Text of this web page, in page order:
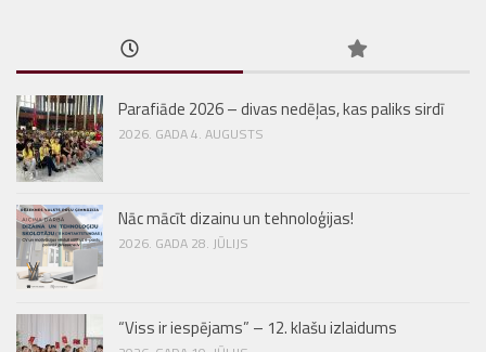
Parafiāde 2026 – divas nedēļas, kas paliks sirdī
2026. GADA 4. AUGUSTS
Nāc mācīt dizainu un tehnoloģijas!
2026. GADA 28. JŪLIJS
“Viss ir iespējams” – 12. klašu izlaidums